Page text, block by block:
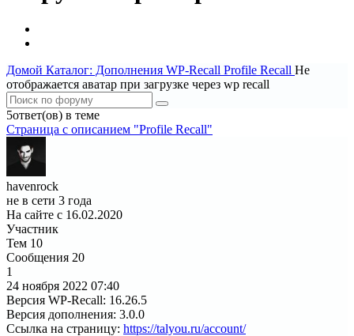
Домой Каталог: Дополнения WP-Recall Profile Recall Не
отображается аватар при загрузке через wp recall
5ответ(ов) в теме
Страница c описанием "Profile Recall"
havenrock
не в сети 3 года
На сайте с 16.02.2020
Участник
Тем 10
Сообщения 20
1
24 ноября 2022 07:40
Версия WP-Recall: 16.26.5
Версия дополнения: 3.0.0
Ссылка на страницу: https://talyou.ru/account/